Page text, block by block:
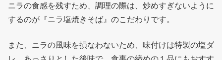
ニラの食感を残すため、調理の際は、炒めすぎないように
するのが『ニラ塩焼きそば』のこだわりです。
また、ニラの風味を損なわないため、味付けは特製の塩ダ